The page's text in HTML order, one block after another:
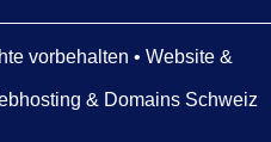
vorbehalten • Website &
& Domains Schweiz